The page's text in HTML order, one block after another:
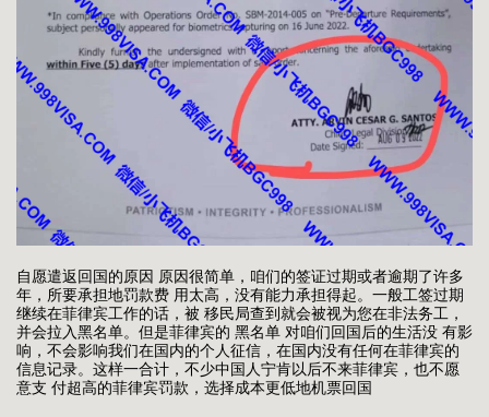
自愿遣返回国的原因 原因很简单，咱们的签证过期或者逾期了许多
年，所要承担地罚款费 用太高，没有能力承担得起。一般工签过期
继续在菲律宾工作的话，被 移民局查到就会被视为您在非法务工，
并会拉入黑名单。但是菲律宾的 黑名单 对咱们回国后的生活没 有影
响，不会影响我们在国内的个人征信，在国内没有任何在菲律宾的
信息记录。这样一合计，不少中国人宁肯以后不来菲律宾，也不愿
意支 付超高的菲律宾罚款，选择成本更低地机票回国